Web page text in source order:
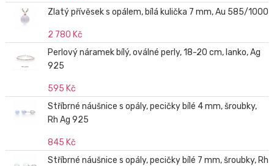
Zlatý přívěsek s opálem, bílá kulička 7 mm, Au 585/1000
2 780 Kč
Perlový náramek bílý, oválné perly, 18-20 cm, lanko, Ag
925
595 Kč
Stříbrné náušnice s opály, pecičky bílé 4 mm, šroubky,
Rh Ag 925
845 Kč
Stříbrné náušnice s opály, pecičky bílé 7 mm, šroubky, Rh